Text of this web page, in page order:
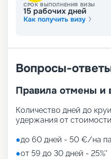
СРОК ВЫПОЛНЕНИЯ ВИЗЫ
15 рабочих дней
Как получить визу
Вопросы-
Правила отмены и
Количество дней до
удержания от
●до 60 дней - 50 €/на
●от 59 до 30 дней - 25%*